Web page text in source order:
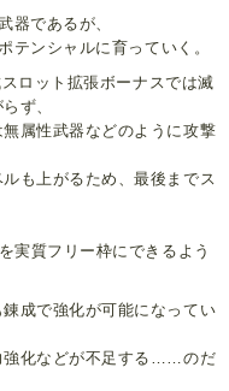
器であるが、
テンシャルに育っていく。
ロット拡張ボーナスでは滅
ず、
属性武器などのように攻撃
も上がるため、最後までス
実質フリー枠にできるよう
成で強化が可能になってい
強化などが不足する……のだ